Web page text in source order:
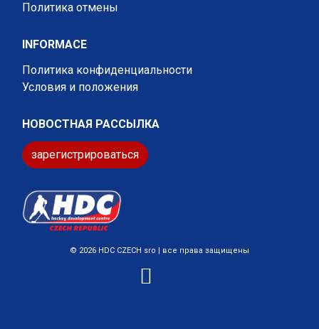
Политика отмены
INFORMACE
Политика конфиденциальности
Условия и положения
НОВОСТНАЯ РАССЫЛКА
зарегистрироваться
© 2026 HDC CZECH sro | все права защищены